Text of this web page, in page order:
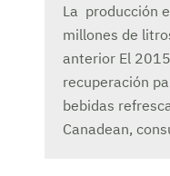
La producción
millones de
anterior El
recuperación
bebidas
Canadean,